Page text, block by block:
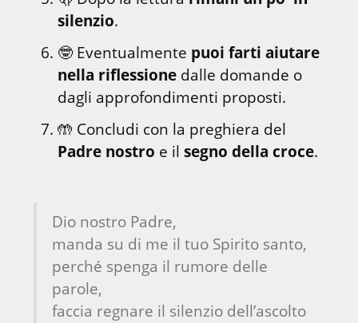
silenzio.
🤓 Eventualmente puoi farti aiutare
nella riflessione dalle domande o
dagli approfondimenti proposti.
Padre nostro e il segno della croce.
Dio nostro Padre,
manda su di me il tuo Spirito santo,
perché spenga il rumore delle
parole,
faccia regnare il silenzio dell’ascolto